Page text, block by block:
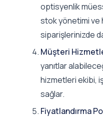
optisyenlik
stok yönetimi ve
siparişlerinizde
Müşteri
yanıtlar
hizmetleri ekibi,
sağlar.
Fiyatlandırma